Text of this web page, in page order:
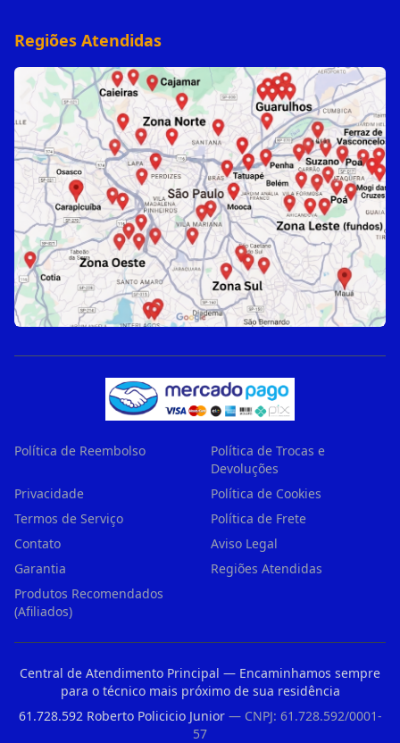
Regiões Atendidas
Política de Reembolso
Política de Trocas e
Devoluções
Privacidade
Política de Cookies
Termos de Serviço
Política de Frete
Contato
Aviso Legal
Garantia
Regiões Atendidas
Produtos Recomendados
(Afiliados)
Central de Atendimento Principal — Encaminhamos sempre
para o técnico mais próximo de sua residência
61.728.592 Roberto Policicio Junior— CNPJ: 61.728.592/0001-
57